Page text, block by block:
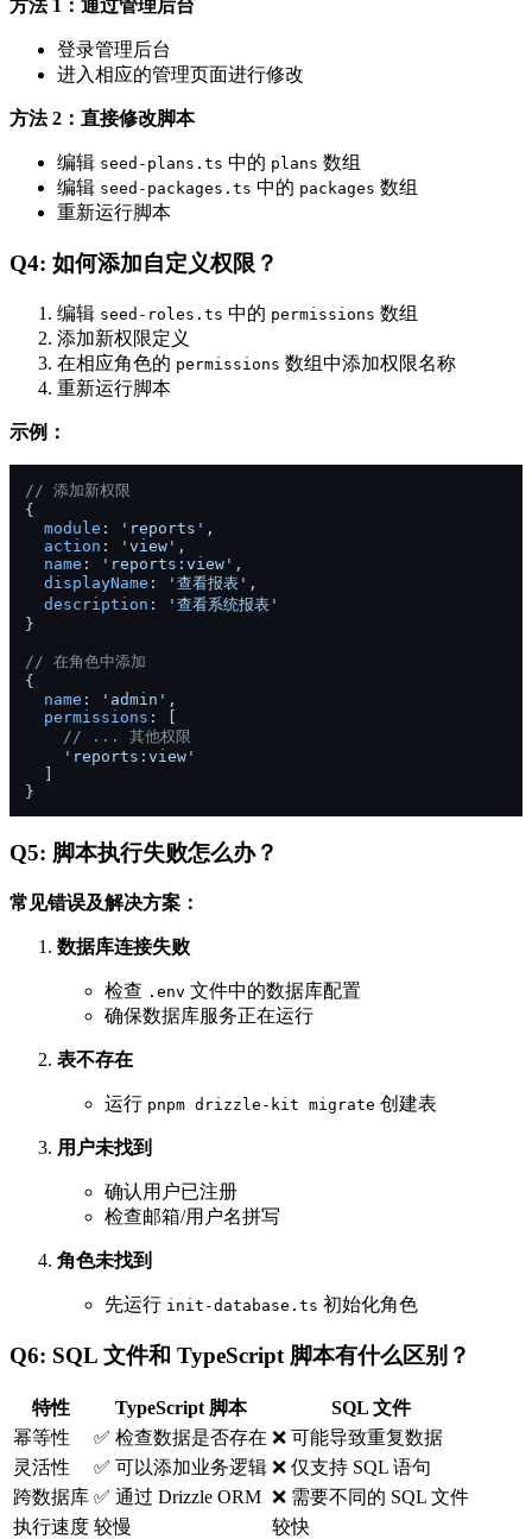
方法 1：通过管理后台
登录管理后台
进入相应的管理页面进行修改
方法 2：直接修改脚本
编辑 seed-plans.ts 中的 plans 数组
编辑 seed-packages.ts 中的 packages 数组
重新运行脚本
Q4: 如何添加自定义权限？
编辑 seed-roles.ts 中的 permissions 数组
添加新权限定义
在相应角色的 permissions 数组中添加权限名称
重新运行脚本
示例：
// 添加新权限
{
module : 'reports' ,
action : 'view' ,
name : 'reports:view' ,
displayName : '查看报表' ,
description :
'查看系统报表'
}
// 在角色中添加
{
name : 'admin' ,
permissions : [
// ... 其他权限
'reports:view'
  ]
Q5: 脚本执行失败怎么办？
常见错误及解决方案：
数据库连接失败
检查 .env 文件中的数据库配置
确保数据库服务正在运行
表不存在
运行 pnpm drizzle-kit migrate 创建表
用户未找到
确认用户已注册
检查邮箱/用户名拼写
角色未找到
先运行 init-database.ts 初始化角色
Q6: SQL 文件和 TypeScript 脚本有什么区别？
特性 TypeScript 脚本
SQL 文件
幂等性
✅ 检查数据是否存在 ❌ 可能导致重复数据
灵活性
✅ 可以添加业务逻辑 ❌ 仅支持 SQL 语句
跨数据库 ✅ 通过 Drizzle ORM ❌ 需要不同的 SQL 文件
执行速度 较慢 较快